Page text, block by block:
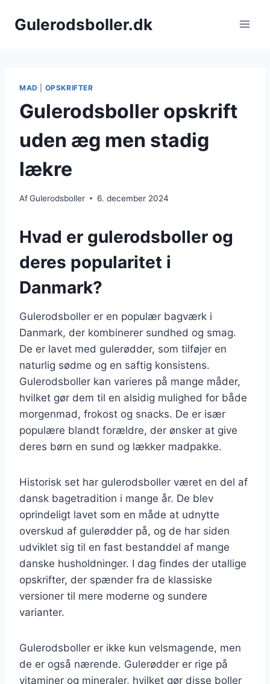
Gulerodsboller.dk
MAD OPSKRIFTER
Gulerodsboller opskrift
uden æg men stadig
lækre
AfGulerodsboller 6. december 2024
Hvad er gulerodsboller og
deres popularitet i
Danmark?
Gulerodsboller er en populær bagværk i
Danmark, der kombinerer sundhed og smag.
De er lavet med gulerødder, som tilføjer en
naturlig sødme og en saftig konsistens.
Gulerodsboller kan varieres på mange måder,
hvilket gør dem til en alsidig mulighed for både
morgenmad, frokost og snacks. De er især
populære blandt forældre, der ønsker at give
deres børn en sund og lækker madpakke.
Historisk set har gulerodsboller været en del af
dansk bagetradition i mange år. De blev
oprindeligt lavet som en måde at udnytte
overskud af gulerødder på, og de har siden
udviklet sig til en fast bestanddel af mange
danske husholdninger. I dag findes der utallige
opskrifter, der spænder fra de klassiske
versioner til mere moderne og sundere
varianter.
Gulerodsboller er ikke kun velsmagende, men
de er også nærende. Gulerødder er rige på
vitaminer og mineraler, hvilket gør disse boller